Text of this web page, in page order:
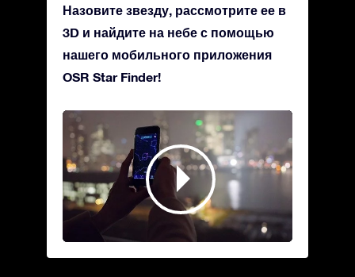
Назовите звезду, рассмотрите ее в
3D и найдите на небе с помощью
нашего мобильного приложения
OSR Star Finder!